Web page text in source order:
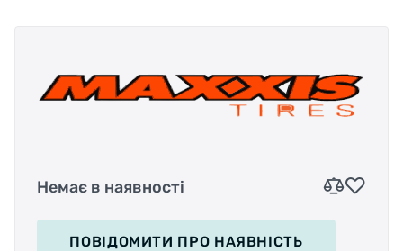
Немає в наявності
ПОВІДОМИТИ ПРО НАЯВНІСТЬ